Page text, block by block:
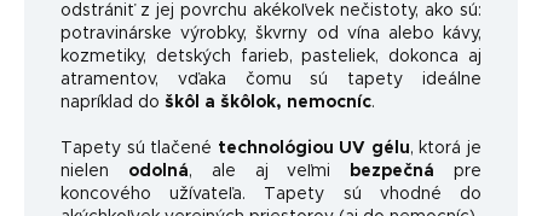
odstrániť z jej povrchu akékoľvek nečistoty, ako sú:
potravinárske výrobky, škvrny od vína alebo kávy,
kozmetiky, detských farieb, pasteliek, dokonca aj
atramentov, vďaka čomu sú tapety ideálne
napríklad do škôl a škôlok, nemocníc.
Tapety sú tlačené technológiou UV gélu, ktorá je
nielen odolná, ale aj veľmi bezpečná pre
koncového užívateľa. Tapety sú vhodné do